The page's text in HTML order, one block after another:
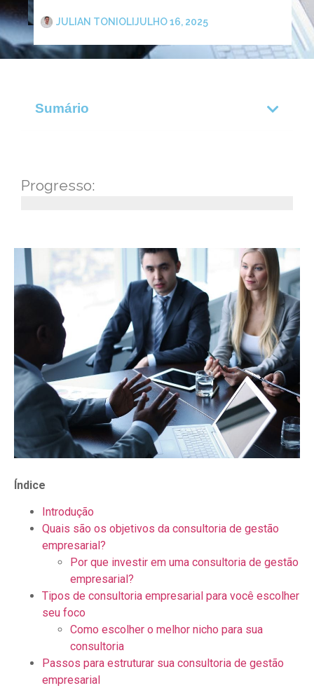
JULIAN TONIOLI JULHO 16, 2025
Sumário
Progresso:
Índice
Introdução
Quais são os objetivos da consultoria de gestão
empresarial?
Por que investir em uma consultoria de gestão
empresarial?
Tipos de consultoria empresarial para você escolher
seu foco
Como escolher o melhor nicho para sua
consultoria
Passos para estruturar sua consultoria de gestão
empresarial